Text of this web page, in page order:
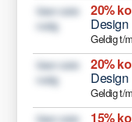
Geen code
nodig
20%
Design
Geldig t/
Geen code
nodig
20%
Design
Geldig t/
Geen code
15%